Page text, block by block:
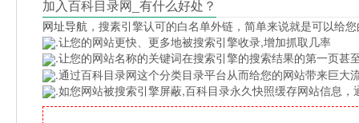
加入百科目录网_有什么好处？
网址导航 ，搜素引擎认可的白名单外链，简单来说就是可以给
.让您的网站更快、更多地被搜索引擎收录,增加抓取几率
.让您的网站名称的关键词在搜索引擎的搜索结果的第一页甚
.通过百科目录网这个分类目录平台从而给您的网站带来巨大
.如您网站被搜索引擎屏蔽,百科目录永久快照缓存网站信息